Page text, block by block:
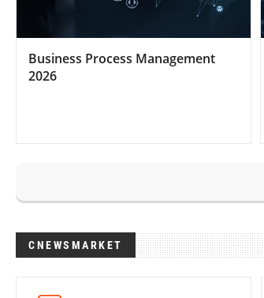
Business Process Management
2026
CNEWSMARKET